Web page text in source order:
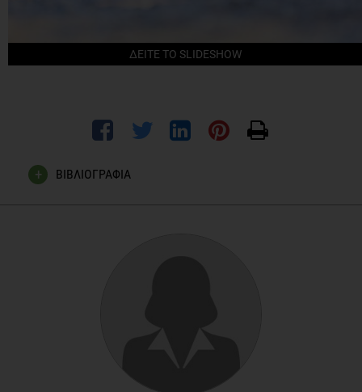
ΔΕΙΤΕ ΤΟ SLIDESHOW
ΒΙΒΛΙΟΓΡΑΦΙΑ
Ashley Farley . How to Burn 75 Calories. [Internet]. 2011 Aug